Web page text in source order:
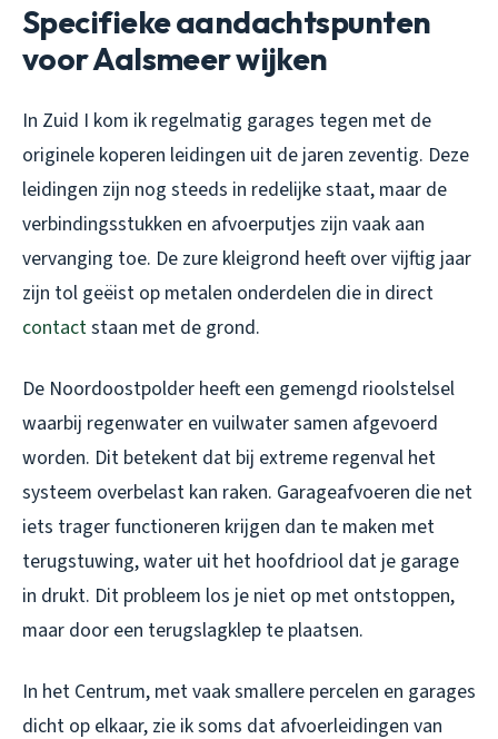
Specifieke aandachtspunten
voor Aalsmeer wijken
In Zuid I kom ik regelmatig garages tegen met de
originele koperen leidingen uit de jaren zeventig. Deze
leidingen zijn nog steeds in redelijke staat, maar de
verbindingsstukken en afvoerputjes zijn vaak aan
vervanging toe. De zure kleigrond heeft over vijftig jaar
zijn tol geëist op metalen onderdelen die in direct
contactstaan met de grond.
De Noordoostpolder heeft een gemengd rioolstelsel
waarbij regenwater en vuilwater samen afgevoerd
worden. Dit betekent dat bij extreme regenval het
systeem overbelast kan raken. Garageafvoeren die net
iets trager functioneren krijgen dan te maken met
terugstuwing, water uit het hoofdriool dat je garage
in drukt. Dit probleem los je niet op met ontstoppen,
maar door een terugslagklep te plaatsen.
In het Centrum, met vaak smallere percelen en garages
dicht op elkaar, zie ik soms dat afvoerleidingen van